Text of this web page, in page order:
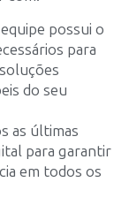
possui o
para
do seu
as últimas
para garantir
em todos os